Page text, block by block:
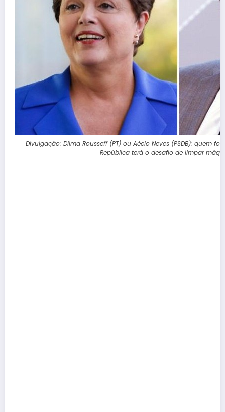
Divulgação: Dilma Rousseff (PT) ou Aécio Neves (PSDB): quem
República terá o desafio de limpar